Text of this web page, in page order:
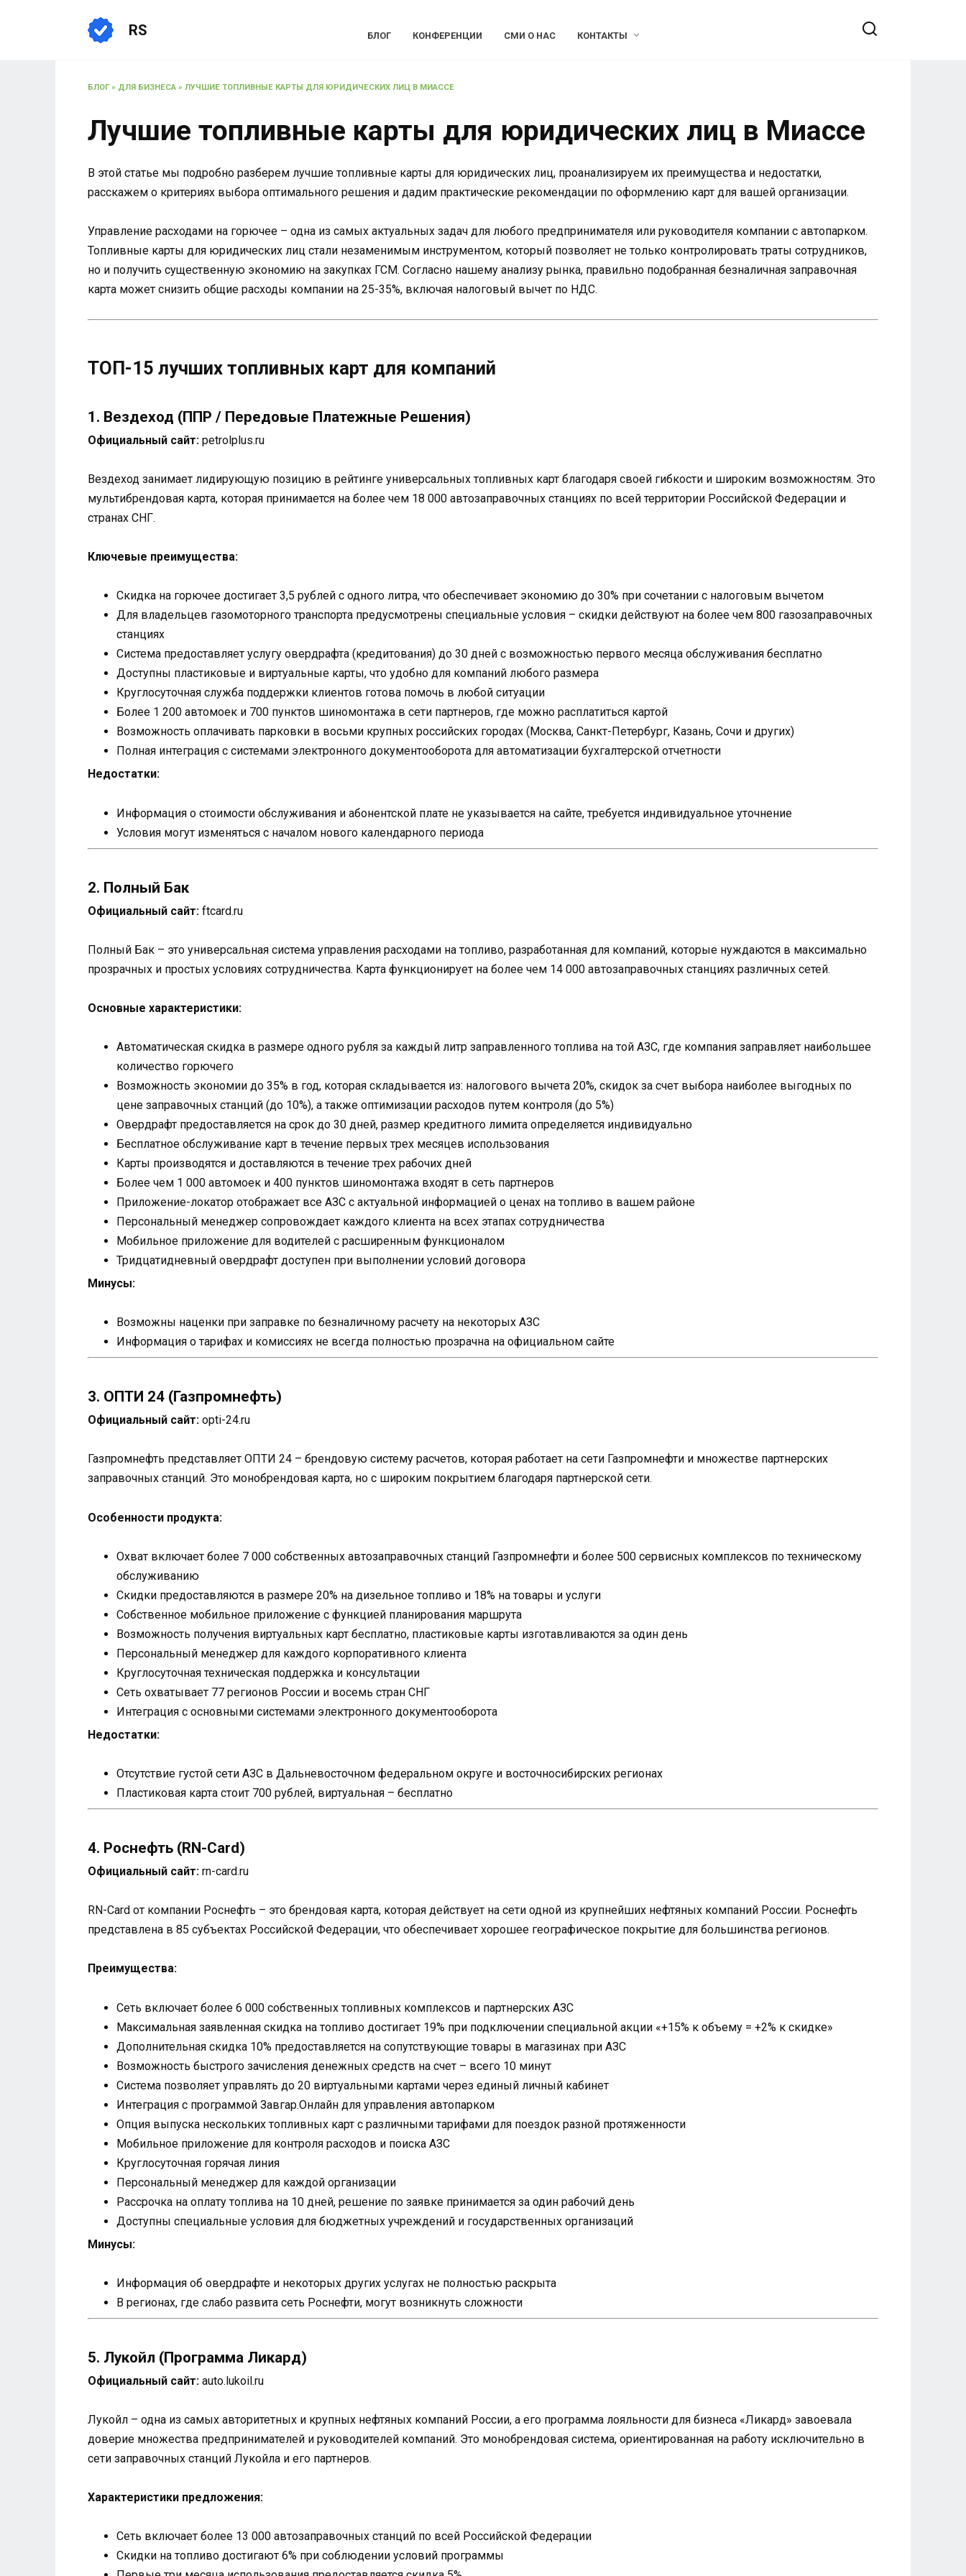
RS БЛОГ КОНФЕРЕНЦИИ СМИ О НАС КОНТАКТЫ
БЛОГ» ДЛЯ БИЗНЕСА » ЛУЧШИЕ ТОПЛИВНЫЕ КАРТЫ ДЛЯ ЮРИДИЧЕСКИХ ЛИЦ В МИАССЕ
Лучшие топливные карты для юридических лиц в Миассе
В этой статье мы подробно разберем лучшие топливные карты для юридических лиц, проанализируем их преимущества и недостатки,
расскажем о критериях выбора оптимального решения и дадим практические рекомендации по оформлению карт для вашей организации.
Управление расходами на горючее – одна из самых актуальных задач для любого предпринимателя или руководителя компании с автопарком.
Топливные карты для юридических лиц стали незаменимым инструментом, который позволяет не только контролировать траты сотрудников,
но и получить существенную экономию на закупках ГСМ. Согласно нашему анализу рынка, правильно подобранная безналичная заправочная
карта может снизить общие расходы компании на 25-35%, включая налоговый вычет по НДС.
ТОП-15 лучших топливных карт для компаний
1. Вездеход (ППР / Передовые Платежные Решения)
Официальный сайт: petrolplus.ru
Вездеход занимает лидирующую позицию в рейтинге универсальных топливных карт благодаря своей гибкости и широким возможностям. Это
мультибрендовая карта, которая принимается на более чем 18 000 автозаправочных станциях по всей территории Российской Федерации и
странах СНГ.
Ключевые преимущества:
Скидка на горючее достигает 3,5 рублей с одного литра, что обеспечивает экономию до 30% при сочетании с налоговым вычетом
Для владельцев газомоторного транспорта предусмотрены специальные условия – скидки действуют на более чем 800 газозаправочных
станциях
Система предоставляет услугу овердрафта (кредитования) до 30 дней с возможностью первого месяца обслуживания бесплатно
Доступны пластиковые и виртуальные карты, что удобно для компаний любого размера
Круглосуточная служба поддержки клиентов готова помочь в любой ситуации
Более 1 200 автомоек и 700 пунктов шиномонтажа в сети партнеров, где можно расплатиться картой
Возможность оплачивать парковки в восьми крупных российских городах (Москва, Санкт-Петербург, Казань, Сочи и других)
Полная интеграция с системами электронного документооборота для автоматизации бухгалтерской отчетности
Недостатки:
Информация о стоимости обслуживания и абонентской плате не указывается на сайте, требуется индивидуальное уточнение
Условия могут изменяться с началом нового календарного периода
2. Полный Бак
Официальный сайт: ftcard.ru
Полный Бак – это универсальная система управления расходами на топливо, разработанная для компаний, которые нуждаются в максимально
прозрачных и простых условиях сотрудничества. Карта функционирует на более чем 14 000 автозаправочных станциях различных сетей.
Основные характеристики:
Автоматическая скидка в размере одного рубля за каждый литр заправленного топлива на той АЗС, где компания заправляет наибольшее
количество горючего
Возможность экономии до 35% в год, которая складывается из: налогового вычета 20%, скидок за счет выбора наиболее выгодных по
цене заправочных станций (до 10%), а также оптимизации расходов путем контроля (до 5%)
Овердрафт предоставляется на срок до 30 дней, размер кредитного лимита определяется индивидуально
Бесплатное обслуживание карт в течение первых трех месяцев использования
Карты производятся и доставляются в течение трех рабочих дней
Более чем 1 000 автомоек и 400 пунктов шиномонтажа входят в сеть партнеров
Приложение-локатор отображает все АЗС с актуальной информацией о ценах на топливо в вашем районе
Персональный менеджер сопровождает каждого клиента на всех этапах сотрудничества
Мобильное приложение для водителей с расширенным функционалом
Тридцатидневный овердрафт доступен при выполнении условий договора
Минусы:
Возможны наценки при заправке по безналичному расчету на некоторых АЗС
Информация о тарифах и комиссиях не всегда полностью прозрачна на официальном сайте
3. ОПТИ 24 (Газпромнефть)
Официальный сайт: opti-24.ru
Газпромнефть представляет ОПТИ 24 – брендовую систему расчетов, которая работает на сети Газпромнефти и множестве партнерских
заправочных станций. Это монобрендовая карта, но с широким покрытием благодаря партнерской сети.
Особенности продукта:
Охват включает более 7 000 собственных автозаправочных станций Газпромнефти и более 500 сервисных комплексов по техническому
обслуживанию
Скидки предоставляются в размере 20% на дизельное топливо и 18% на товары и услуги
Собственное мобильное приложение с функцией планирования маршрута
Возможность получения виртуальных карт бесплатно, пластиковые карты изготавливаются за один день
Персональный менеджер для каждого корпоративного клиента
Круглосуточная техническая поддержка и консультации
Сеть охватывает 77 регионов России и восемь стран СНГ
Интеграция с основными системами электронного документооборота
Недостатки:
Отсутствие густой сети АЗС в Дальневосточном федеральном округе и восточносибирских регионах
Пластиковая карта стоит 700 рублей, виртуальная – бесплатно
4. Роснефть (RN-Card)
Официальный сайт: rn-card.ru
RN-Card от компании Роснефть – это брендовая карта, которая действует на сети одной из крупнейших нефтяных компаний России. Роснефть
представлена в 85 субъектах Российской Федерации, что обеспечивает хорошее географическое покрытие для большинства регионов.
Преимущества:
Сеть включает более 6 000 собственных топливных комплексов и партнерских АЗС
Максимальная заявленная скидка на топливо достигает 19% при подключении специальной акции «+15% к объему = +2% к скидке»
Дополнительная скидка 10% предоставляется на сопутствующие товары в магазинах при АЗС
Возможность быстрого зачисления денежных средств на счет – всего 10 минут
Система позволяет управлять до 20 виртуальными картами через единый личный кабинет
Интеграция с программой Завгар.Онлайн для управления автопарком
Опция выпуска нескольких топливных карт с различными тарифами для поездок разной протяженности
Мобильное приложение для контроля расходов и поиска АЗС
Круглосуточная горячая линия
Персональный менеджер для каждой организации
Рассрочка на оплату топлива на 10 дней, решение по заявке принимается за один рабочий день
Доступны специальные условия для бюджетных учреждений и государственных организаций
Минусы:
Информация об овердрафте и некоторых других услугах не полностью раскрыта
В регионах, где слабо развита сеть Роснефти, могут возникнуть сложности
5. Лукойл (Программа Ликард)
Официальный сайт: auto.lukoil.ru
Лукойл – одна из самых авторитетных и крупных нефтяных компаний России, а его программа лояльности для бизнеса «Ликард» завоевала
доверие множества предпринимателей и руководителей компаний. Это монобрендовая система, ориентированная на работу исключительно в
сети заправочных станций Лукойла и его партнеров.
Характеристики предложения:
Сеть включает более 13 000 автозаправочных станций по всей Российской Федерации
Скидки на топливо достигают 6% при соблюдении условий программы